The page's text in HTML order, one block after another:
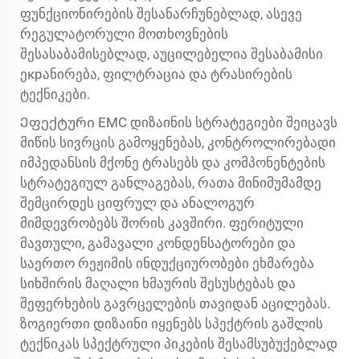
ფუნქციონირების შესანარჩუნებლად, ასევე
რეგულატორული მოთხოვნების
შესასაბამისებლად, აუცილებელია შესაბამისი
ეкрანირება, ფილტრაცია და ტრასირების
ტექნიკები.
Ეფექტური EMC დიზაინის სტრატეგიები შეიცავს
მიწის სივრცის გამოყენებას, კონტროლირებადი
იმპედანსის მქონე ტრასებს და კომპონენტების
სტრატეგიულ განლაგებას, რათა მინიმუმამდე
შემცირდეს ციფრულ და ანალოგურ
მიმდევრობებს შორის კავშირი. ფერიტული
მავთული, გამავალი კონდენსატორები და
საერთო რეჟიმის ინდუქციურობები ეხმარება
სიხშირის მაღალი ხმაურის შესუსტებას და
შეფერხების გავრცელების თავიდან აცილებას.
ზოგიერთი დიზაინი იყენებს სპექტრის გაშლის
ტექნიკას სპექტრული პიკების შესამსუბუქებლად